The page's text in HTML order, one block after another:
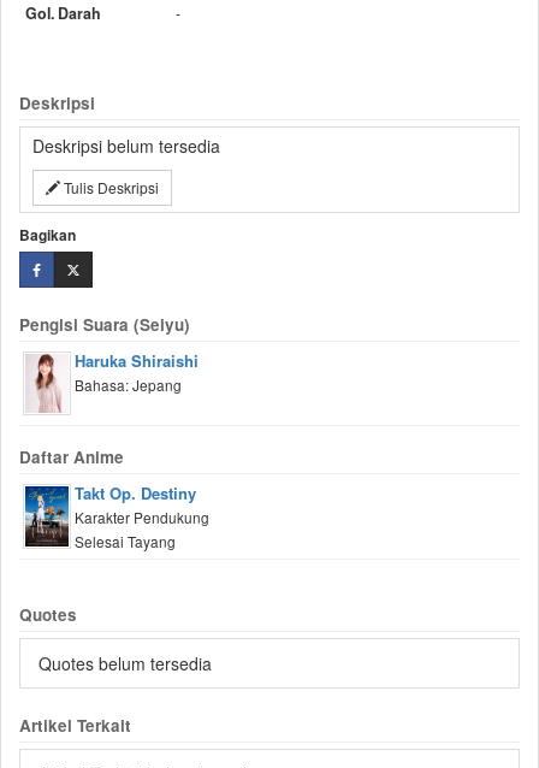
Gol. Darah
-
Deskripsi
Deskripsi belum tersedia
Tulis Deskripsi
Bagikan
Pengisi Suara (Seiyu)
Haruka Shiraishi
Bahasa: Jepang
Daftar Anime
Takt Op. Destiny
Karakter Pendukung
Selesai Tayang
Quotes
Quotes belum tersedia
Artikel Terkait